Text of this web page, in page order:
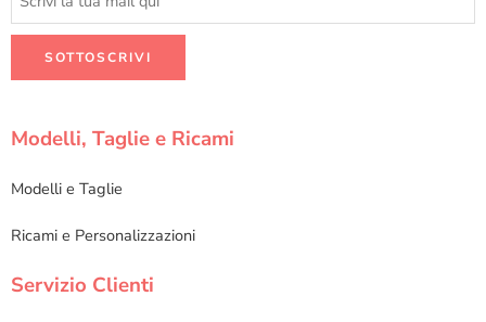
Modelli, Taglie e Ricami
Modelli e Taglie
Ricami e Personalizzazioni
Servizio Clienti